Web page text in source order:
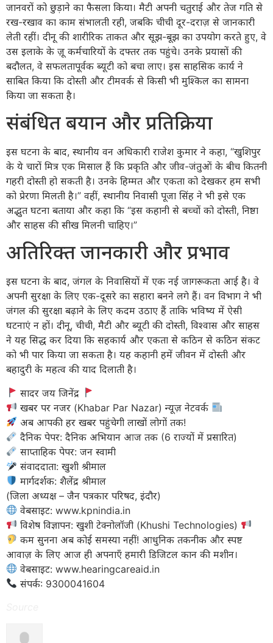
जानवरों को छुड़ाने का फैसला किया। मैटी अपनी चतुराई और तेज गति से
रख-रखाव का काम संभालती रही, जबकि चीची दूर-दराज़ से जानकारी
लेती रहीं। दीनू की शारीरिक ताकत और सूझ-बूझ का उपयोग करते हुए, वे
उस इलाके के ज़ू कर्मचारियों के दफ्तर तक पहुंचे। उनके प्रयासों की
बदौलत, वे सफलतापूर्वक ब्यूटी को बचा लाए। इस साहसिक कार्य ने
साबित किया कि दोस्ती और टीमवर्क से किसी भी मुश्किल का सामना
किया जा सकता है।
संबंधित बयान और प्रतिक्रिया
इस घटना के बाद, स्थानीय वन अधिकारी राजेश कुमार ने कहा, “खुशिपुर
के ये चारों मित्र एक मिसाल हैं कि प्रकृति और जीव-जंतुओं के बीच कितनी
गहरी दोस्ती हो सकती है। उनके हिम्मत और एकता को देखकर हम सभी
को प्रेरणा मिलती है।” वहीं, स्थानीय निवासी पूजा सिंह ने भी इसे एक
अद्भुत घटना बताया और कहा कि “इस कहानी से बच्चों को दोस्ती, निष्ठा
और साहस की सीख मिलनी चाहिए।”
अतिरिक्त जानकारी और प्रभाव
इस घटना के बाद, जंगल के निवासियों में एक नई जागरूकता आई है। वे
अपनी सुरक्षा के लिए एक-दूसरे का सहारा बनने लगे हैं। वन विभाग ने भी
जंगल की सुरक्षा बढ़ाने के लिए कदम उठाए हैं ताकि भविष्य में ऐसी
घटनाएं न हों। दीनू, चीची, मैटी और ब्यूटी की दोस्ती, विश्वास और साहस
ने यह सिद्ध कर दिया कि सहकार्य और एकता से कठिन से कठिन संकट
को भी पार किया जा सकता है। यह कहानी हमें जीवन में दोस्ती और
बहादुरी के महत्व की याद दिलाती है।
सादर जय जिनेंद्र
खबर पर नजर (Khabar Par Nazar) न्यूज़ नेटवर्क
अब आपकी हर खबर पहुंचेगी लाखों लोगों तक!
दैनिक पेपर: दैनिक अभियान आज तक (6 राज्यों में प्रसारित)
साप्ताहिक पेपर: जन स्वामी
संवाददाता: खुशी श्रीमाल
मार्गदर्शक: शैलेंद्र श्रीमाल
(जिला अध्यक्ष – जैन पत्रकार परिषद, इंदौर)
वेबसाइट: www.kpnindia.in
विशेष विज्ञापन: खुशी टेक्नोलॉजी (Khushi Technologies)
कम सुनना अब कोई समस्या नहीं! आधुनिक तकनीक और स्पष्ट
आवाज़ के लिए आज ही अपनाएँ हमारी डिजिटल कान की मशीन।
वेबसाइट: www.hearingcareaid.in
संपर्क: 9300041604